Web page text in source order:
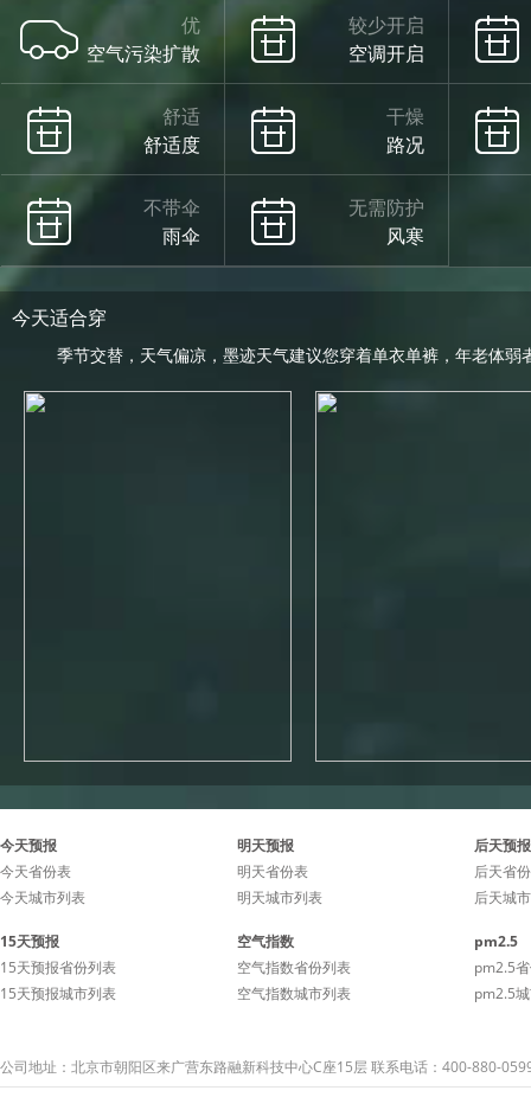
优
空气污染扩散
较少开启
空调开启
舒适
舒适度
干燥
路况
不带伞
雨伞
无需防护
风寒
今天适合穿
季节交替，天气偏凉，墨迹天气建议您穿着单衣单裤，年老体
今天预报
今天省份表
今天城市列表
明天预报
明天省份表
明天城市列表
后天预报
后天省
后天城
15天预报
15天预报省份列表
15天预报城市列表
空气指数
空气指数省份列表
空气指数城市列表
pm2.5
pm2.5
pm2.5
公司地址：北京市朝阳区来广营东路融新科技中心C座15层 联系电话：400-880-